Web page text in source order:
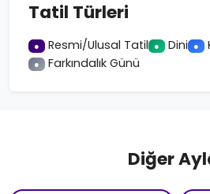
Tatil Türleri
● Resmi/Ulusal Tatil ● Dini ●
● Farkındalık Günü
Diğer